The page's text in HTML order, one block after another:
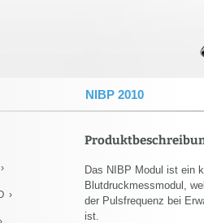
NIBP 2010
Das NIBP Modul ist ein
Blutdruckmessmodul,
der Pulsfrequenz bei
ist.